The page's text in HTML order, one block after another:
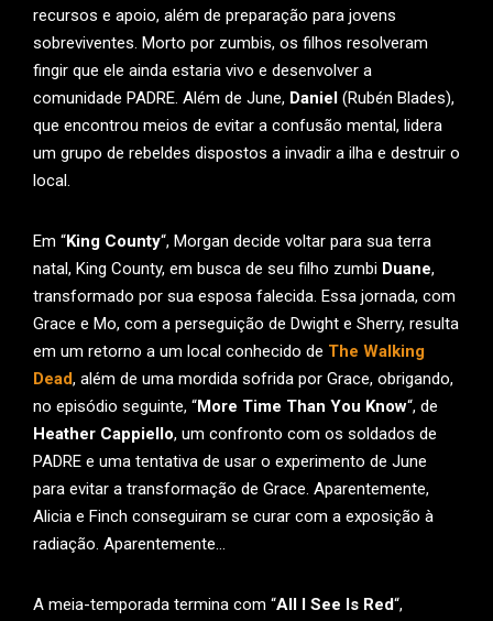
recursos e apoio, além de preparação para jovens
sobreviventes. Morto por zumbis, os filhos resolveram
fingir que ele ainda estaria vivo e desenvolver a
comunidade PADRE. Além de June, Daniel (Rubén Blades),
que encontrou meios de evitar a confusão mental, lidera
um grupo de rebeldes dispostos a invadir a ilha e destruir o
local.
Em “King County“, Morgan decide voltar para sua terra
natal, King County, em busca de seu filho zumbi Duane,
transformado por sua esposa falecida. Essa jornada, com
Grace e Mo, com a perseguição de Dwight e Sherry, resulta
em um retorno a um local conhecido de The Walking
Dead, além de uma mordida sofrida por Grace, obrigando,
no episódio seguinte, “More Time Than You Know“, de
Heather Cappiello, um confronto com os soldados de
PADRE e uma tentativa de usar o experimento de June
para evitar a transformação de Grace. Aparentemente,
Alicia e Finch conseguiram se curar com a exposição à
radiação. Aparentemente…
A meia-temporada termina com “All I See Is Red“,